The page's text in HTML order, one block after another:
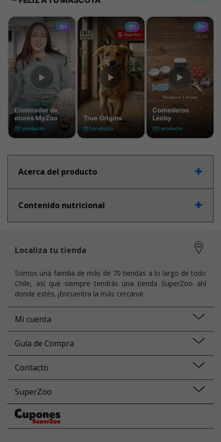
Acerca del producto
Contenido nutricional
Localiza tu tienda
Somos una familia de más de 70 tiendas a lo largo de todo
Chile, así que siempre tendrás una tienda SuperZoo ahí
donde estés. ¡Encuentra la más cercana!
Mi cuenta
Guía de Compra
Contacto
SuperZoo